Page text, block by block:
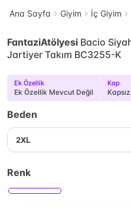
Ana Sayfa Giyim İç Giyim
FantaziAtölyesi Bacio
Jartiyer Takım BC3255-K
Ek Özellik
Ek Özellik Mevcut Değil
Kap
Kapsız
Beden
2XL
Renk